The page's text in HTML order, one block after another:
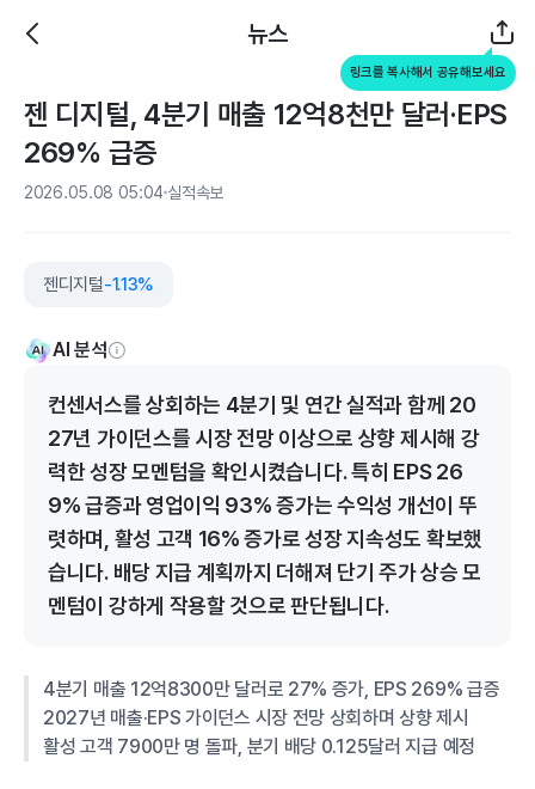
뉴스
링크를 복사해서 공유해보세요
젠 디지털, 4분기 매출 12억8천만 달러·EPS
269% 급증
2026.05.08 05:04 실적속보
젠디지털-1.13%
AI 분석
컨센서스를 상회하는 4분기 및 연간 실적과 함께 20
27년 가이던스를 시장 전망 이상으로 상향 제시해 강
력한 성장 모멘텀을 확인시켰습니다. 특히 EPS 26
9% 급증과 영업이익 93% 증가는 수익성 개선이 뚜
렷하며, 활성 고객 16% 증가로 성장 지속성도 확보했
습니다. 배당 지급 계획까지 더해져 단기 주가 상승 모
멘텀이 강하게 작용할 것으로 판단됩니다.
4분기 매출 12억8300만 달러로 27% 증가, EPS 269% 급증
2027년 매출·EPS 가이던스 시장 전망 상회하며 상향 제시
활성 고객 7900만 명 돌파, 분기 배당 0.125달러 지급 예정